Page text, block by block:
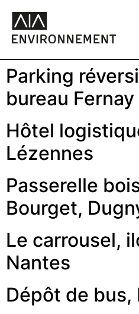
Parking
bureau
Hôtel
Lézennes
Passerelle
Bourget,
Le carrousel,
Nantes
Dépôt de bus,